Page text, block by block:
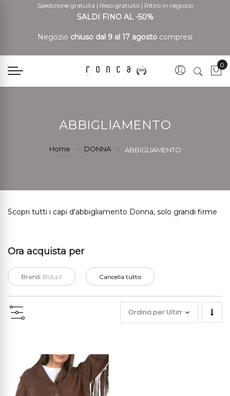
Spedizione gratuita | Reso gratuito | Ritiro in negozio
SALDI FINO AL -50%
Negozio chiuso dal 9 al 17 agosto compresi
0
ABBIGLIAMENTO
Home DONNA ABBIGLIAMENTO
Scopri tutti i capi d'abbigliamento Donna, solo grandi firme
Ora acquista per
Brand: BULLY Cancella tutto